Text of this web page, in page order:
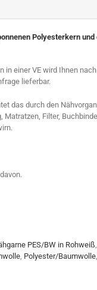
Polyesterkern
in einer VE wird Ihnen
lieferbar.
das durch den
Filter,
PES/BW in Rohweiß,
, Polyester/Baumwolle,